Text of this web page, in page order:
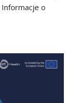
Informacje o